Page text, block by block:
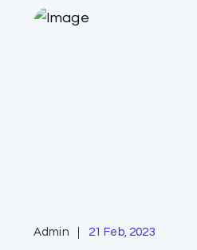
Admin 21 Feb, 2023